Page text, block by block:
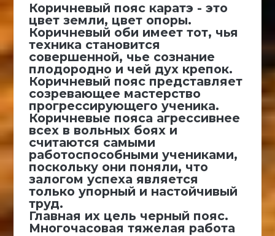
Коричневый пояс каратэ - это
цвет земли, цвет опоры.
Коричневый оби имеет тот, чья
техника становится
совершенной, чье сознание
плодородно и чей дух крепок.
Коричневый пояс представляет
созревающее мастерство
прогрессирующего ученика.
Коричневые пояса агрессивнее
всех в вольных боях и
считаются самыми
работоспособными учениками,
поскольку они поняли, что
залогом успеха является
только упорный и настойчивый
труд.
Главная их цель черный пояс.
Многочасовая тяжелая работа